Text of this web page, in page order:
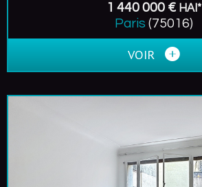
1 440 000 € HAI*
Paris (75016)
VOIR